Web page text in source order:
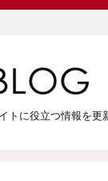
トに役立つ情報を更